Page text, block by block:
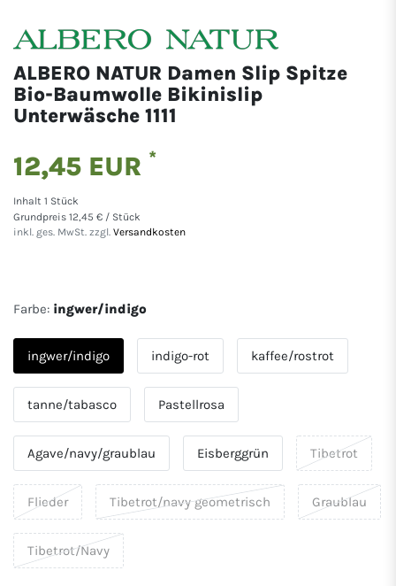
ALBERO NATUR Damen Slip Spitze
Bio-Baumwolle Bikinislip
Unterwäsche 1111
12,45 EUR *
Inhalt 1 Stück
Grundpreis 12,45 € / Stück
inkl. ges. MwSt. zzgl. Versandkosten
Farbe: ingwer/indigo
ingwer/indigo indigo-rot kaffee/rostrot
tanne/tabasco Pastellrosa
Agave/navy/graublau Eisberggrün Tibetrot
Flieder Tibetrot/navy geometrisch Graublau
Tibetrot/Navy